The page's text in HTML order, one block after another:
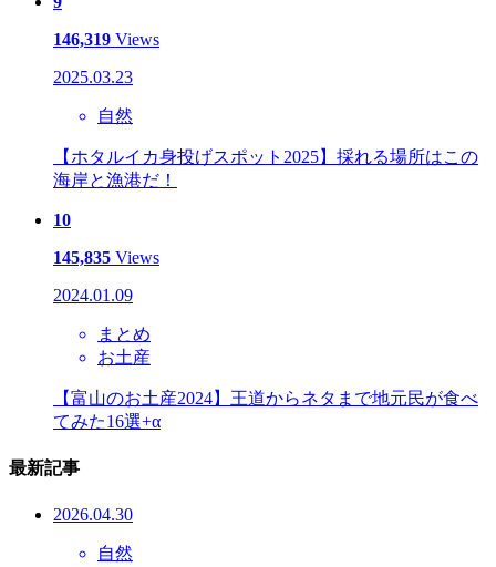
146,319 Views
2025.03.23
自然
【ホタルイカ身投げスポット2025】採れる場所はこの
海岸と漁港だ！
10
145,835 Views
2024.01.09
まとめ
お土産
【富山のお土産2024】王道からネタまで地元民が食べ
てみた16選+α
最新記事
2026.04.30
自然